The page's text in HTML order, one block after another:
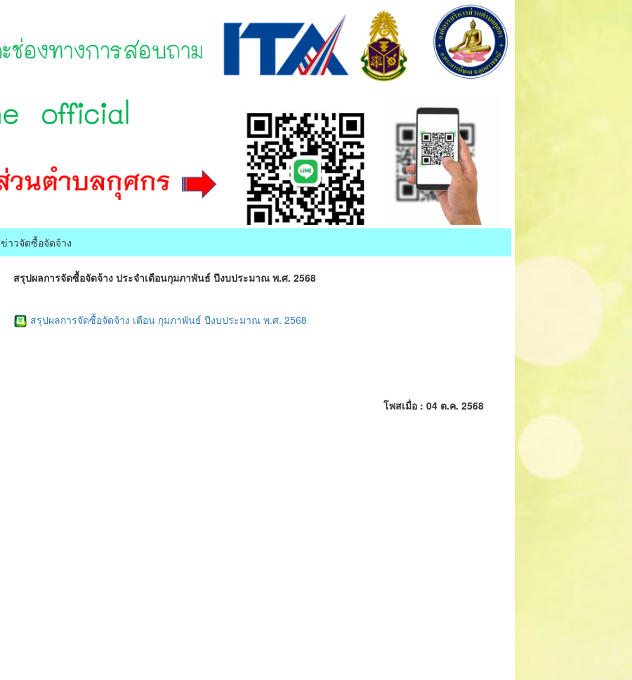
ข่าวจัดซื้อจัดจ้าง
สรุปผลการจัดซื้อจัดจ้าง ประจำเดือนกุมภาพันธ์ ปีงบประมาณ พ.ศ. 2568
สรุปผลการจัดซื้อจัดจ้าง เดือน กุมภาพันธ์ ปีงบประมาณ พ.ศ. 2568
โพสเมื่อ : 04 ต.ค. 2568